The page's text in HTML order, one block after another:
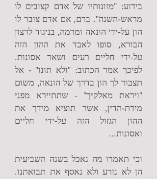
בידוע: ''מזונותיו של אדם קצובים לו
מראש-השנה''. ברם, אם אדם צובר לו
הון על-ידי הונאה ומרמה, בניגוד לרצון
הבורא, סופו לאבד את ההון הזה
על-ידי חליים רעים ושאר אסונות.
לפיכך אמר הכתוב: ''ולא תונו'' - אל
תצבור לך הון בדרך של הונאה, משום
''ויראת מאלקיך'' - שתתיירא מפני
מידת-הדין, אשר תוציא מידך את
ההון הגזול הזה על-ידי חליים
ואסונות...
וכי תאמרו מה נאכל בשנה השביעית
הן לא נזרע ולא נאסף את תבואתנו.